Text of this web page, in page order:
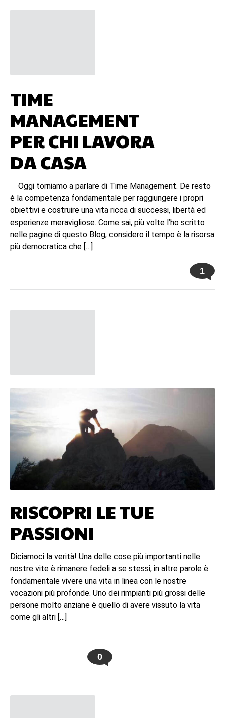
TIME
MANAGEMENT
PER CHI LAVORA
DA CASA
Oggi torniamo a parlare di Time Management. De resto
è la competenza fondamentale per raggiungere i propri
obiettivi e costruire una vita ricca di successi, libertà ed
esperienze meravigliose. Come sai, più volte l’ho scritto
nelle pagine di questo Blog, considero il tempo è la risorsa
più democratica che […]
1
RISCOPRI LE TUE
PASSIONI
Diciamoci la verità! Una delle cose più importanti nelle
nostre vite è rimanere fedeli a se stessi, in altre parole è
fondamentale vivere una vita in linea con le nostre
vocazioni più profonde. Uno dei rimpianti più grossi delle
persone molto anziane è quello di avere vissuto la vita
come gli altri […]
0